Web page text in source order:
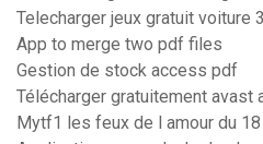
Telecharger jeux gratuit voiture
App to merge two pdf files
Gestion de stock access pdf
Télécharger gratuitement avast
Mytf1 les feux de l amour du